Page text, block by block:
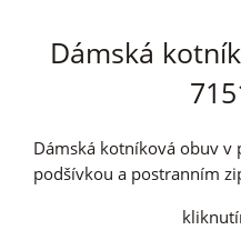
Dámská
Dámská kotníková obuv
podšívkou a postranním